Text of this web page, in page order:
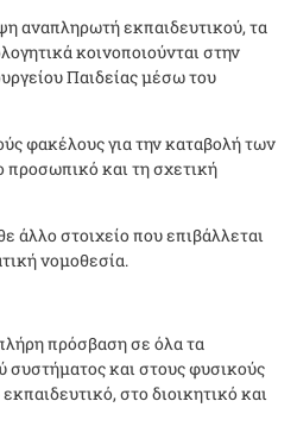
αναπληρωτή εκπαιδευτικού, τα
κοινοποιούνται στην
Παιδείας μέσω του
φακέλους για την καταβολή των
και τη σχετική
άλλο στοιχείο που επιβάλλεται
νομοθεσία.
πρόσβαση σε όλα τα
συστήματος και στους φυσικούς
στο διοικητικό και